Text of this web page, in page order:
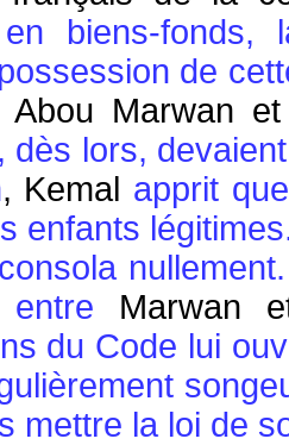
en biens-
de
Abou Marwan
dès lors,
, Kemal apprit
enfants
entre Marwan
du Code lui
mettre la loi de